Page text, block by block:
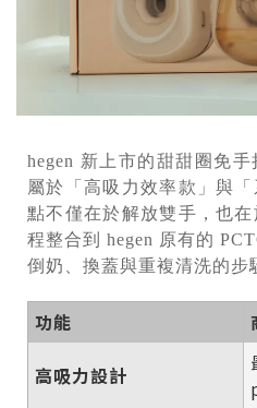
hegen 新上市的甜甜圈免
屬於「高吸力效率款」與
點不僅在於解放雙手，也
程整合到 hegen 原有的
倒奶、換蓋與重複清洗的步
功能
高吸力設計